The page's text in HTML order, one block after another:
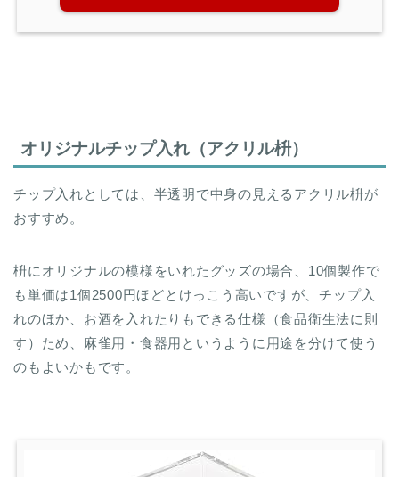
オリジナルチップ入れ（アクリル枡）
チップ入れとしては、半透明で中身の見えるアクリル枡が
おすすめ。
枡にオリジナルの模様をいれたグッズの場合、10個製作で
も単価は1個2500円ほどとけっこう高いですが、チップ入
れのほか、お酒を入れたりもできる仕様（食品衛生法に則
す）ため、麻雀用・食器用というように用途を分けて使う
のもよいかもです。